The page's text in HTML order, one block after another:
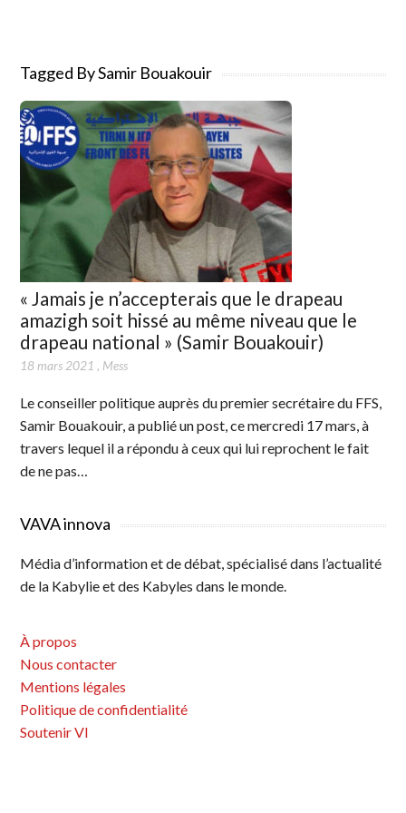
Tagged By Samir Bouakouir
« Jamais je n’accepterais que le drapeau
amazigh soit hissé au même niveau que le
drapeau national » (Samir Bouakouir)
18 mars 2021 , Mess
Le conseiller politique auprès du premier secrétaire du FFS,
Samir Bouakouir, a publié un post, ce mercredi 17 mars, à
travers lequel il a répondu à ceux qui lui reprochent le fait
de ne pas…
VAVA innova
Média d’information et de débat, spécialisé dans l’actualité
de la Kabylie et des Kabyles dans le monde.
À propos
Nous contacter
Mentions légales
Politique de confidentialité
Soutenir VI